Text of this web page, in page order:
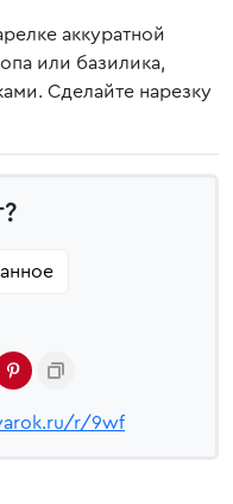
аккуратной
или базилика,
Сделайте нарезку
r/9wf